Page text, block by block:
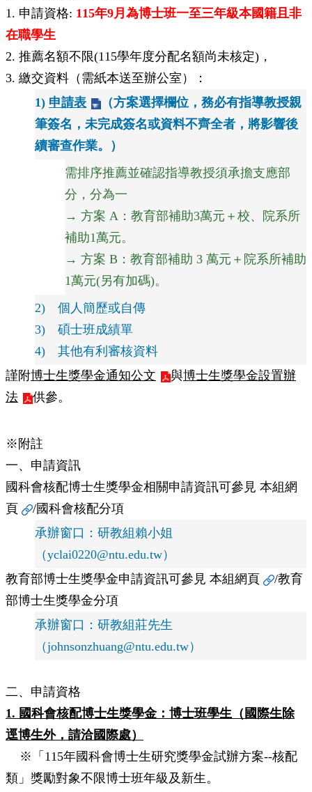
學
管
道
學
生
EMS
1. 申請資格: 115年9月為博士班一至三年級本國籍且非
在職學生
2. 推薦名額不限(115學年度分配名額尚未核定)，
3. 繳交資料（需紙本送至辦公室）：
1) 申請表
（方案選擇欄位，務必有指導教授親
筆簽名，未完成簽名或資料不齊全者，將影響後
續審查作業。）
需排序推薦並確認指導教授須承擔支應部
分，分為一
→ 方案 A：教育部補助3萬元＋校、院系所
補助1萬元。
→ 方案 B：教育部補助 3 萬元＋院系所補助
1萬元(另有加碼)。
2) 個人簡歷或自傳
3) 碩士班成績單
4) 其他有利審核資料
謹附博士生獎學金通知公文 與博士生獎學金設置辦
法
供參。
※附註
一、申請資訊
國科會核配博士生獎學金相關申請資訊可參見 本組網
頁
/國科會核配分項
承辦窗口：研教組賴小姐
（yclai0220@ntu.edu.tw）
教育部博士生獎學金申請資訊可參見 本組網頁
/教育
部博士生獎學金分項
承辦窗口：研教組莊先生
（johnsonzhuang@ntu.edu.tw）
二、申請資格
1. 國科會核配博士生獎學金：博士班學生（國際生除
逕博生外，請洽國際處）
※「115年國科會博士生研究獎學金試辦方案--核配
類」獎勵對象不限博士班年級及新生。